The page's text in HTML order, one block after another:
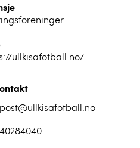
ullkisafotball.no/
post@ullkisafotball.no
40284040